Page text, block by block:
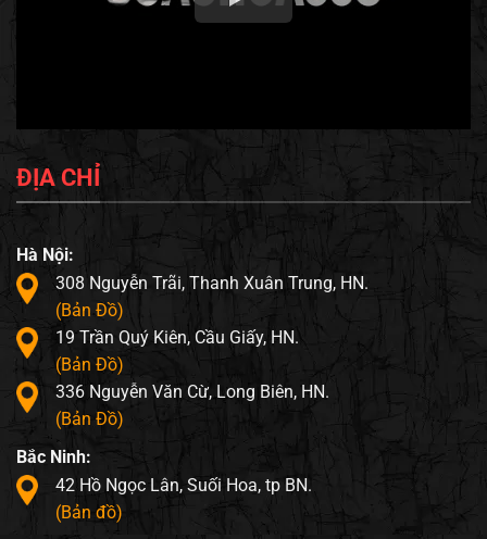
ĐỊA CHỈ
Hà Nội:
308 Nguyễn Trãi, Thanh Xuân Trung, HN.
(Bản Đồ)
19 Trần Quý Kiên, Cầu Giấy, HN.
(Bản Đồ)
336 Nguyễn Văn Cừ, Long Biên, HN.
(Bản Đồ)
Bắc Ninh:
42 Hồ Ngọc Lân, Suối Hoa, tp BN.
(Bản đồ)